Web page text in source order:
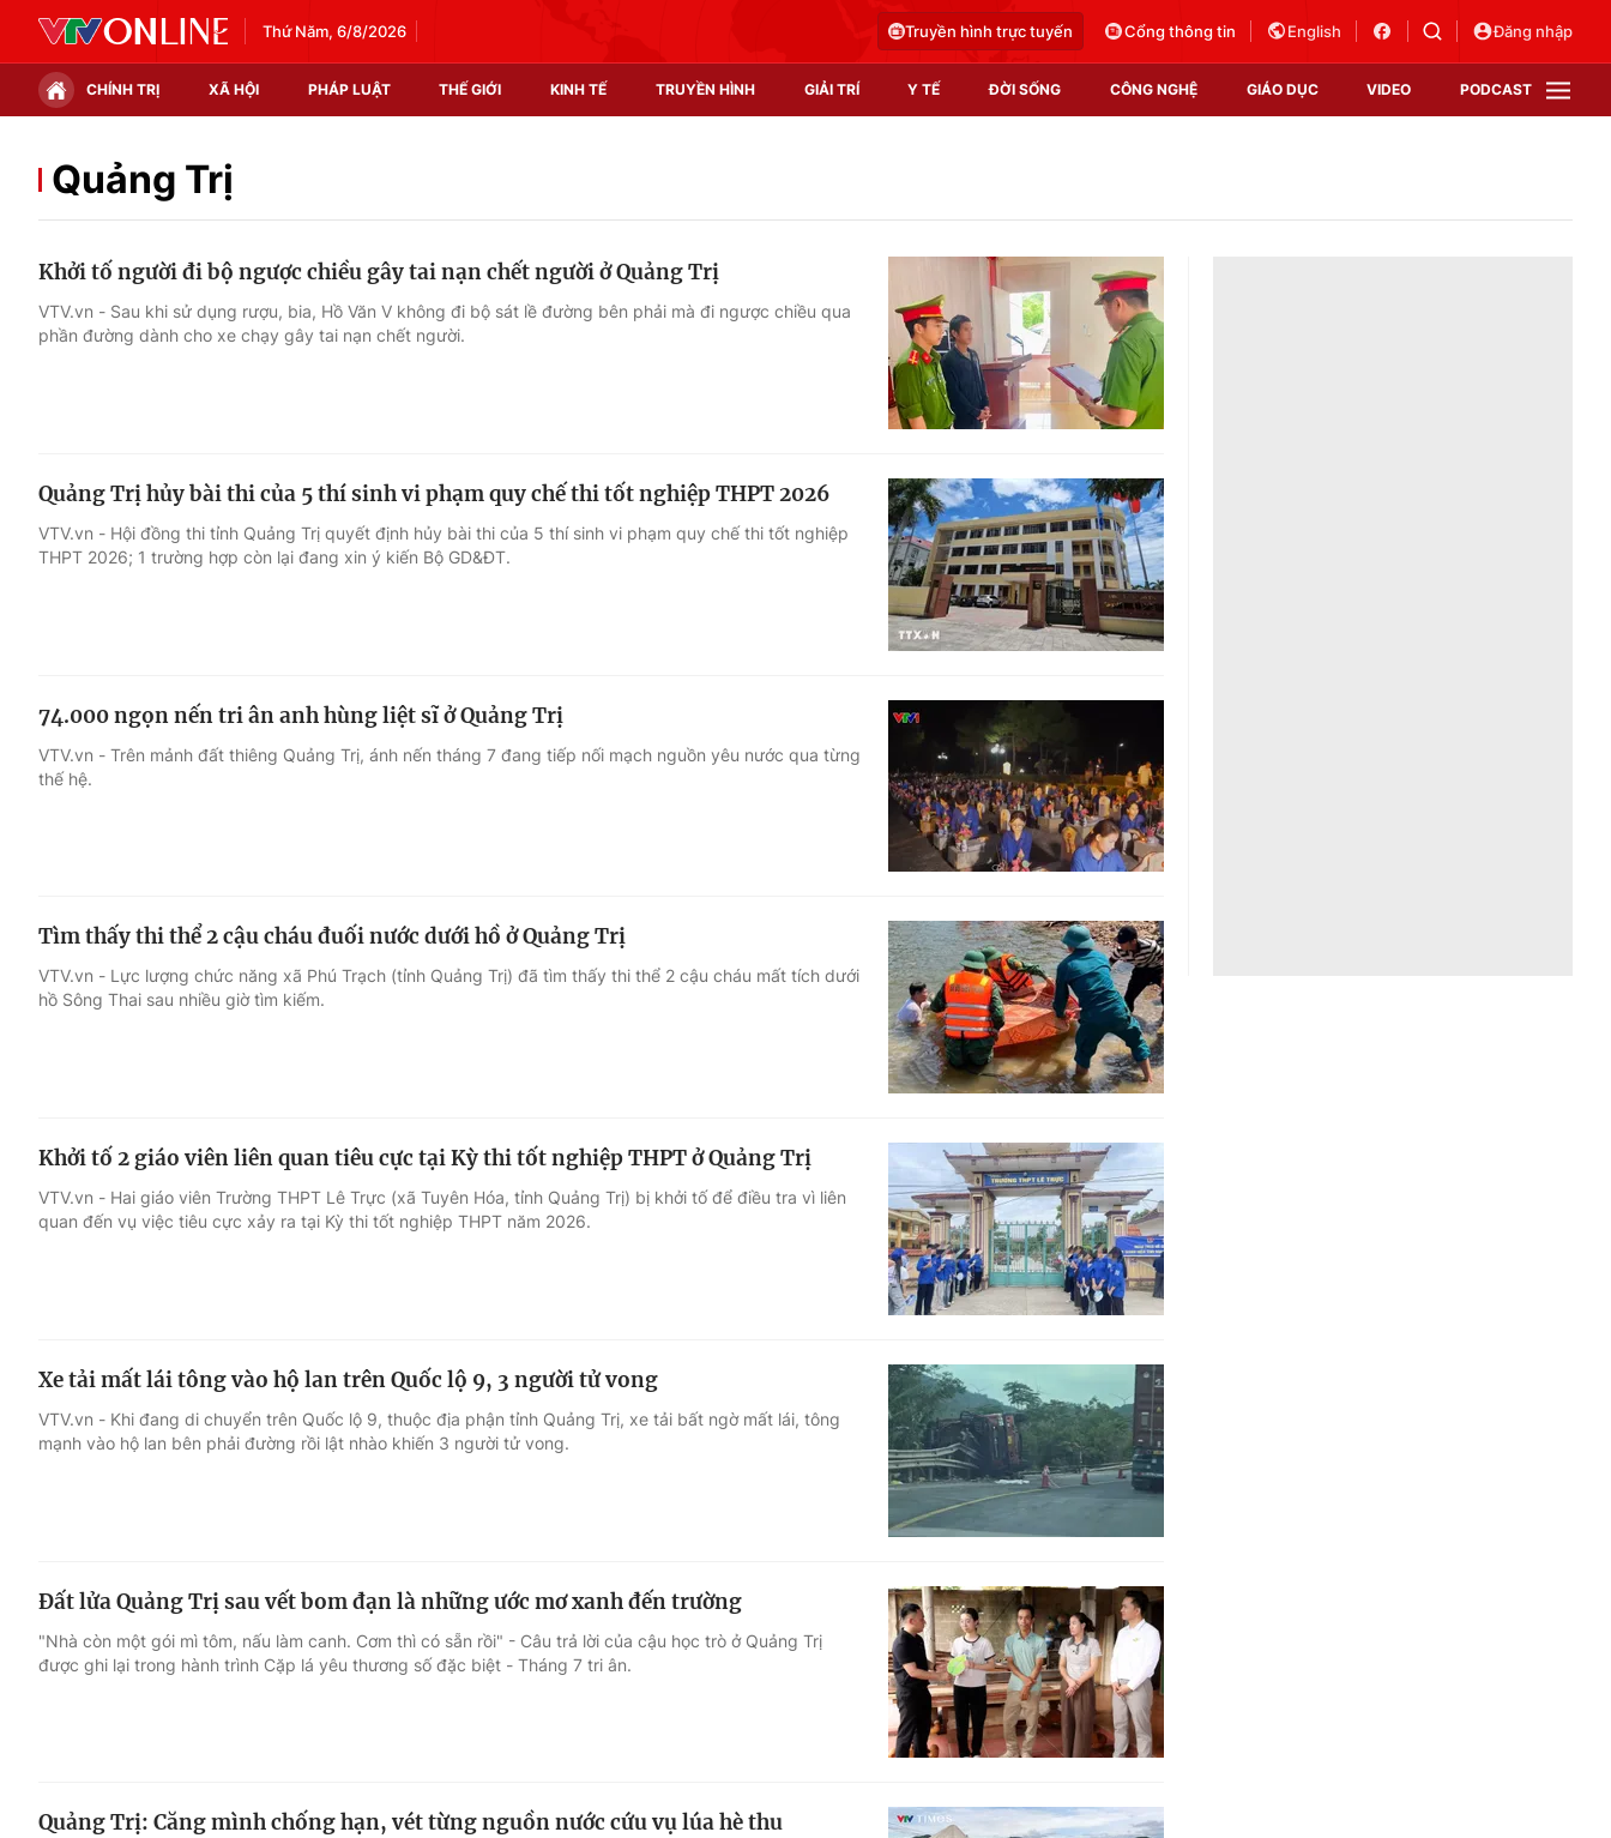
Thứ Năm, 6/8/2026 Truyền hình trực tuyến Cổng thông tin English Đăng nhập
CHÍNH TRỊ XÃ HỘI PHÁP LUẬT THẾ GIỚI KINH TẾ TRUYỀN HÌNH GIẢI TRÍ Y TẾ ĐỜI SỐNG CÔNG NGHỆ GIÁO DỤC VIDEO PODCAST
Chính trị
Thế giới đó đây
Thị trường
Video
Shorts video
Podcast
EMagazine
Photo
Infographic
Góc ảnh
Âm nhạc
Sao
Du lịch
Làm đẹp
Học trực tuyến
Công nghệ
Hitech Công nghệ tương lai
Sản phẩm
Thị trường
Tư vấn
VTV Sức khoẻ
Quảng Trị
Khởi tố người đi bộ ngược chiều gây tai nạn chết người ở Quảng Trị
VTV.vn - Sau khi sử dụng rượu, bia, Hồ Văn V không đi bộ sát lề đường bên phải mà đi ngược chiều qua
phần đường dành cho xe chạy gây tai nạn chết người.
Quảng Trị hủy bài thi của 5 thí sinh vi phạm quy chế thi tốt nghiệp THPT 2026
VTV.vn - Hội đồng thi tỉnh Quảng Trị quyết định hủy bài thi của 5 thí sinh vi phạm quy chế thi tốt nghiệp
THPT 2026; 1 trường hợp còn lại đang xin ý kiến Bộ GD&ĐT.
74.000 ngọn nến tri ân anh hùng liệt sĩ ở Quảng Trị
VTV.vn - Trên mảnh đất thiêng Quảng Trị, ánh nến tháng 7 đang tiếp nối mạch nguồn yêu nước qua từng
thế hệ.
Tìm thấy thi thể 2 cậu cháu đuối nước dưới hồ ở Quảng Trị
VTV.vn - Lực lượng chức năng xã Phú Trạch (tỉnh Quảng Trị) đã tìm thấy thi thể 2 cậu cháu mất tích dưới
hồ Sông Thai sau nhiều giờ tìm kiếm.
Khởi tố 2 giáo viên liên quan tiêu cực tại Kỳ thi tốt nghiệp THPT ở Quảng Trị
VTV.vn - Hai giáo viên Trường THPT Lê Trực (xã Tuyên Hóa, tỉnh Quảng Trị) bị khởi tố để điều tra vì liên
quan đến vụ việc tiêu cực xảy ra tại Kỳ thi tốt nghiệp THPT năm 2026.
Xe tải mất lái tông vào hộ lan trên Quốc lộ 9, 3 người tử vong
VTV.vn - Khi đang di chuyển trên Quốc lộ 9, thuộc địa phận tỉnh Quảng Trị, xe tải bất ngờ mất lái, tông
mạnh vào hộ lan bên phải đường rồi lật nhào khiến 3 người tử vong.
Đất lửa Quảng Trị sau vết bom đạn là những ước mơ xanh đến trường
"Nhà còn một gói mì tôm, nấu làm canh. Cơm thì có sẵn rồi" - Câu trả lời của cậu học trò ở Quảng Trị
được ghi lại trong hành trình Cặp lá yêu thương số đặc biệt - Tháng 7 tri ân.
Quảng Trị: Căng mình chống hạn, vét từng nguồn nước cứu vụ lúa hè thu